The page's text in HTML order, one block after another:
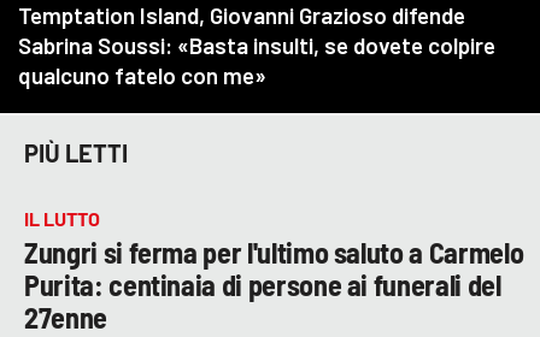
PIÙ LETTI
IL LUTTO
Zungri si ferma per l'ultimo saluto a Carmelo
Purita: centinaia di persone ai funerali del
27enne